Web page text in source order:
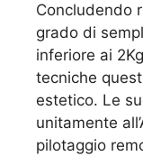
Concludendo
grado di
inferiore ai
tecniche
estetico. Le
unitamente
pilotaggio